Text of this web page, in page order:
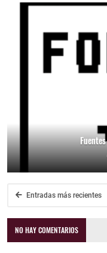
Entradas más recientes
NO HAY COMENTARIOS